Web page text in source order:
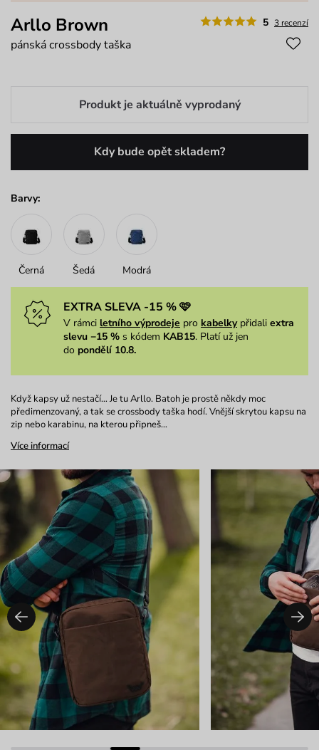
5 3 recenzí
Arllo Brown
pánská crossbody taška
Produkt je aktuálně vyprodaný
Kdy bude opět skladem?
Barvy:
Černá Šedá Modrá
EXTRA SLEVA -15 % 🩷
V rámci letního výprodeje pro kabelkypřidali extra
slevu −15 % s kódem KAB15. Platí už jen
do pondělí 10.8.
Když kapsy už nestačí… Je tu Arllo. Batoh je prostě někdy moc
předimenzovaný, a tak se crossbody taška hodí. Vnější skrytou kapsu na
zip nebo karabinu, na kterou připneš…
Více informací